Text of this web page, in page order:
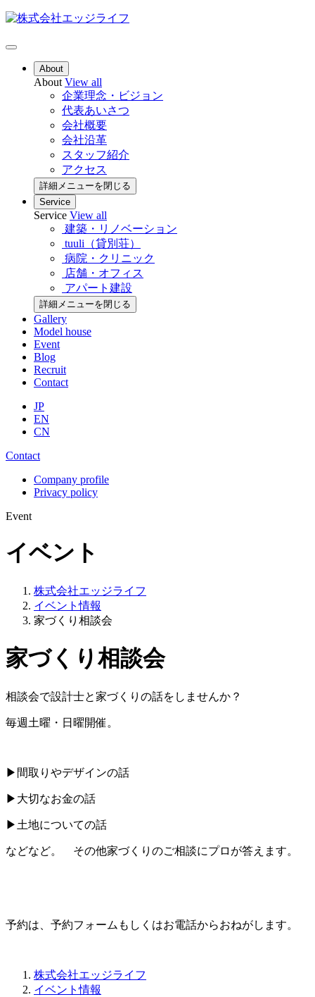
About
About View all
企業理念・ビジョン
代表あいさつ
会社概要
会社沿革
スタッフ紹介
アクセス
詳細メニューを閉じる
Service
Service View all
建築・リノベーション
tuuli（貸別荘）
病院・クリニック
店舗・オフィス
アパート建設
詳細メニューを閉じる
Gallery
Model house
Event
Blog
Recruit
Contact
JP
EN
CN
Contact
Company profile
Privacy policy
Event
イベント
株式会社エッジライフ
イベント情報
家づくり相談会
家づくり相談会
相談会で設計士と家づくりの話をしませんか？
毎週土曜・日曜開催。
▶︎間取りやデザインの話
▶︎大切なお金の話
▶︎土地についての話
などなど。 その他家づくりのご相談にプロが答えます。
予約は、予約フォームもしくはお電話からおねがします。
株式会社エッジライフ
イベント情報